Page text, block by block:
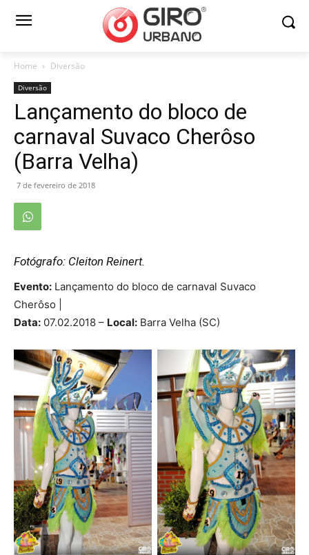
Home Diversão
Diversão
Lançamento do bloco de
carnaval Suvaco Cherôso
(Barra Velha)
7 de fevereiro de 2018
Fotógrafo: Cleiton Reinert.
Evento: Lançamento do bloco de carnaval Suvaco
Cherôso |
Data: 07.02.2018 – Local: Barra Velha (SC)